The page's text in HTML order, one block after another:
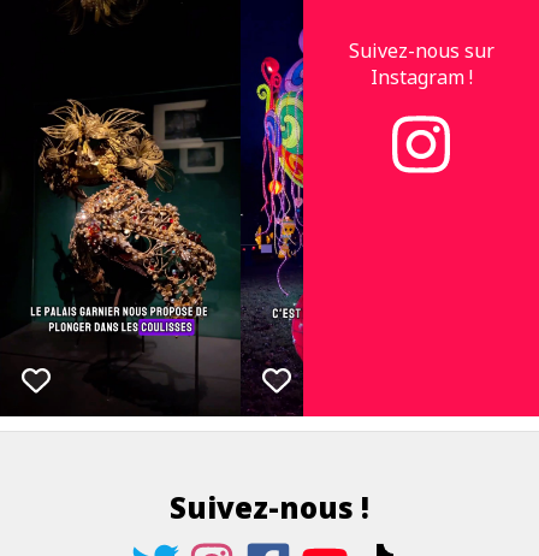
Suivez-nous sur
Instagram !
Suivez-nous !